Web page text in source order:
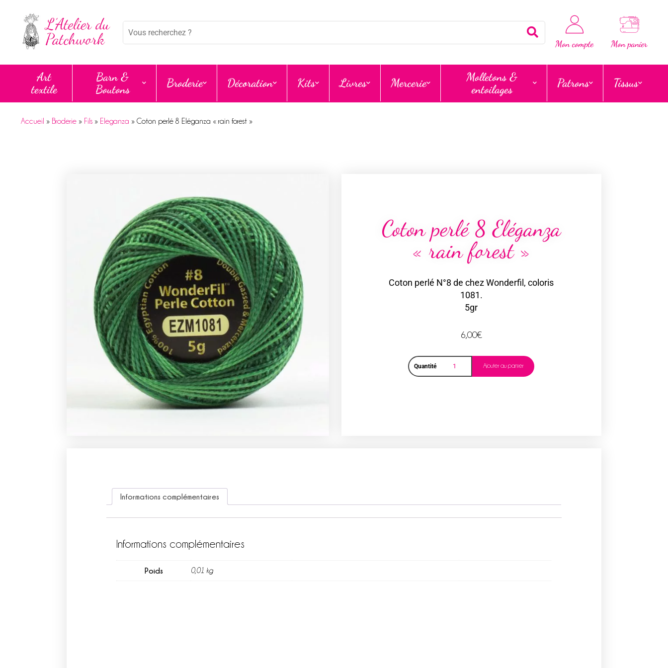
Mots
Rechercher
Mon compte Mon panier
Art
textile
Barn &
Boutons
Broderie Décoration Kits Livres Mercerie
Molletons &
entoilages
Patrons Tissus
Accueil » Broderie » Fils » Eleganza » Coton perlé 8 Eléganza « rain forest »
Coton perlé 8 Eléganza
« rain forest »
Coton perlé N°8 de chez Wonderfil, coloris
1081.
5gr
6,00€
Quantité Ajouter au panier
Informations complémentaires
Informations complémentaires
Poids 0,01 kg